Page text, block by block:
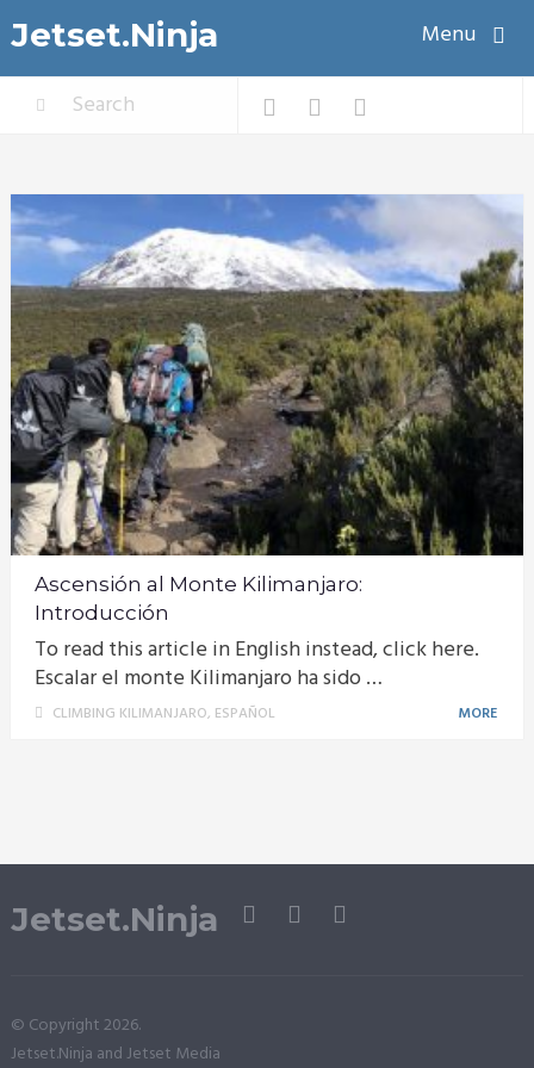
Jetset.Ninja Menu
Ascensión al Monte Kilimanjaro:
Introducción
To read this article in English instead, click here.
Escalar el monte Kilimanjaro ha sido …
CLIMBING KILIMANJARO, ESPAÑOL MORE
Jetset.Ninja
© Copyright 2026.
Jetset.Ninja and Jetset Media